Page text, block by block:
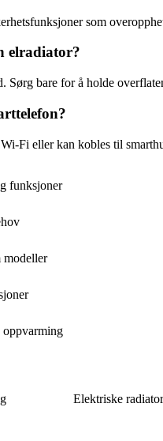
som
elradiator?
bare for å holde
Fi eller kan kobles til
funksjoner
modeller
oppvarming
Elektriske